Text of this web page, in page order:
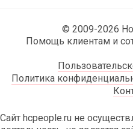
© 2009-2026
Помощь клиентам и
Политика
Сайт hcpeople.ru не